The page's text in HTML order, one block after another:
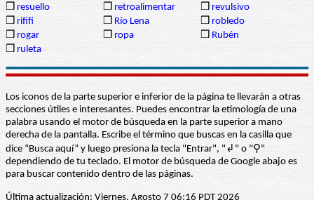
❒ resuello ❒ retroalimentar ❒ revulsivo
❒ rififi ❒ Río Lena ❒ robledo
❒ rogar ❒ ropa ❒ Rubén
❒ ruleta
Los iconos de la parte superior e inferior de la página te llevarán a otras
secciones útiles e interesantes. Puedes encontrar la etimología de una
palabra usando el motor de búsqueda en la parte superior a mano
derecha de la pantalla. Escribe el término que buscas en la casilla que
dice “Busca aquí” y luego presiona la tecla "Entrar", "↲" o "⚲"
dependiendo de tu teclado. El motor de búsqueda de Google abajo es
para buscar contenido dentro de las páginas.
Última actualización: Viernes, Agosto 7 06:16 PDT 2026